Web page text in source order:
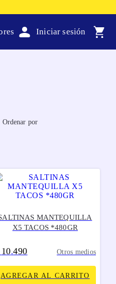
Ordenar por
MANTEQUILLA
X5 TACOS *480GR
10.490 Otros medios
AGREGAR AL CARRITO